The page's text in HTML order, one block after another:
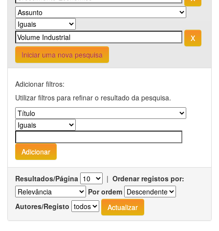
Iniciar uma nova pesquisa
Adicionar filtros:
Utilizar filtros para refinar o resultado da pesquisa.
Resultados/Página | Ordenar registos por:
Por ordem
Autores/Registo